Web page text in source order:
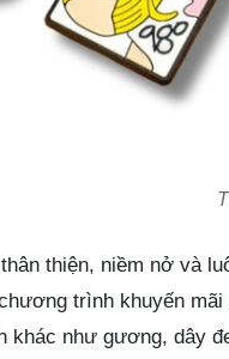
thiện, niềm nở và
trình khuyến
khác như gương, dây